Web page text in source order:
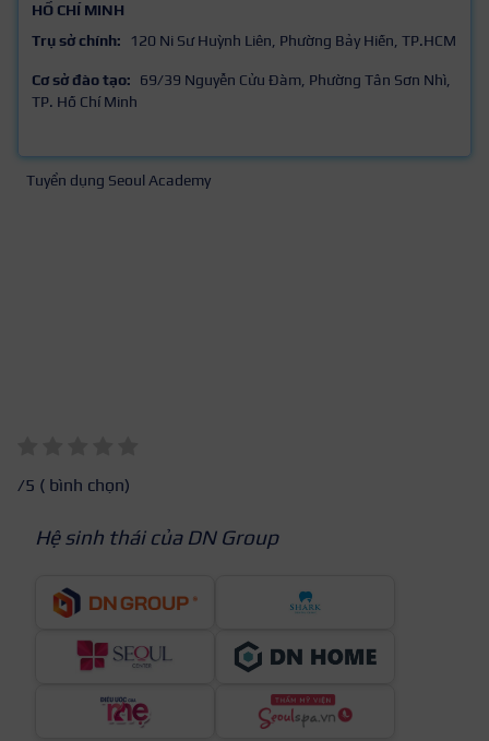
HỒ CHÍ MINH
Trụ sở chính:
120 Ni Sư Huỳnh Liên, Phường Bảy Hiền, TP.HCM
Cơ sở đào tạo:
69/39 Nguyễn Cửu Đàm, Phường Tân Sơn Nhì,
TP. Hồ Chí Minh
Tuyển dụng Seoul Academy
/5 ( bình chọn)
Hệ sinh thái của DN Group